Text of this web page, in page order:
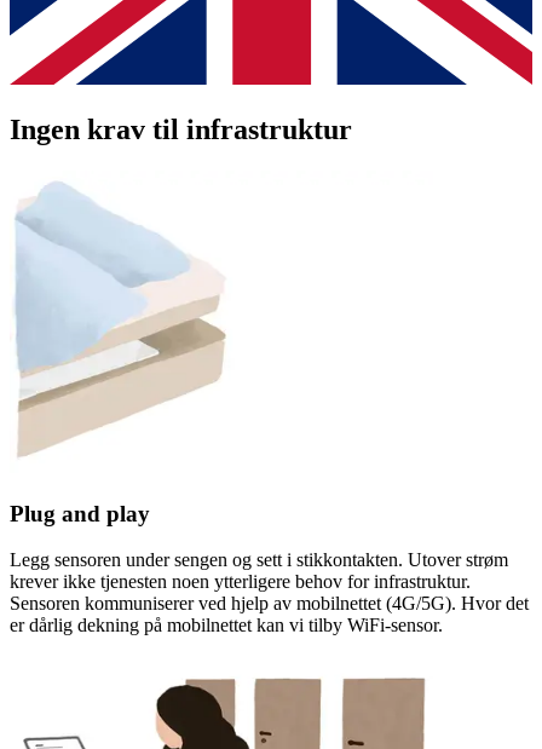
Ingen krav til infrastruktur
Plug and play
Legg sensoren under sengen og sett i stikkontakten. Utover strøm
krever ikke tjenesten noen ytterligere behov for infrastruktur.
Sensoren kommuniserer ved hjelp av mobilnettet (4G/5G). Hvor det
er dårlig dekning på mobilnettet kan vi tilby WiFi-sensor.